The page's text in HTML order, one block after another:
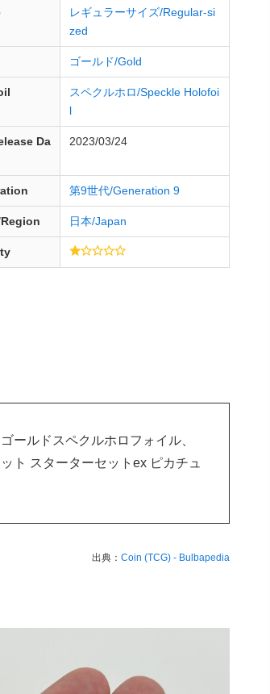
レギュラーサイズ/Regular-si
zed
ゴールド/Gold
スペクルホロ/Speckle Holofoi
l
Da
2023/03/24
第9世代/Generation 9
Region 日本/Japan
ールドスペクルホロフォイル、
ト スターターセットex ピカチュ
出典： Coin (TCG) - Bulbapedia